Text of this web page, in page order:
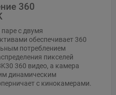
360
с двумя
обеспечивает 360
потреблением
пикселей
360 видео, а камера
динамическим
с кинокамерами.